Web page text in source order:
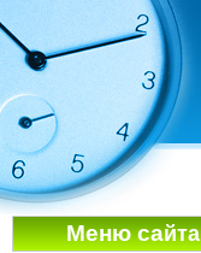
Меню сайта